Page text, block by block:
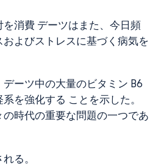
消費 デーツはまた、今日頻
よびストレスに基づく病気を
ーツ中の大量のビタミン B6
を強化する ことを示した。
時代の重要な問題の一つであ
る。